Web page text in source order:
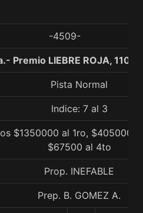
-4509-
Premio LIEBRE ROJA, 1100
Pista Normal
Indice: 7 al 3
$1350000 al 1ro, $405000
$67500 al 4to
Prop. INEFABLE
Prep. B. GOMEZ A.